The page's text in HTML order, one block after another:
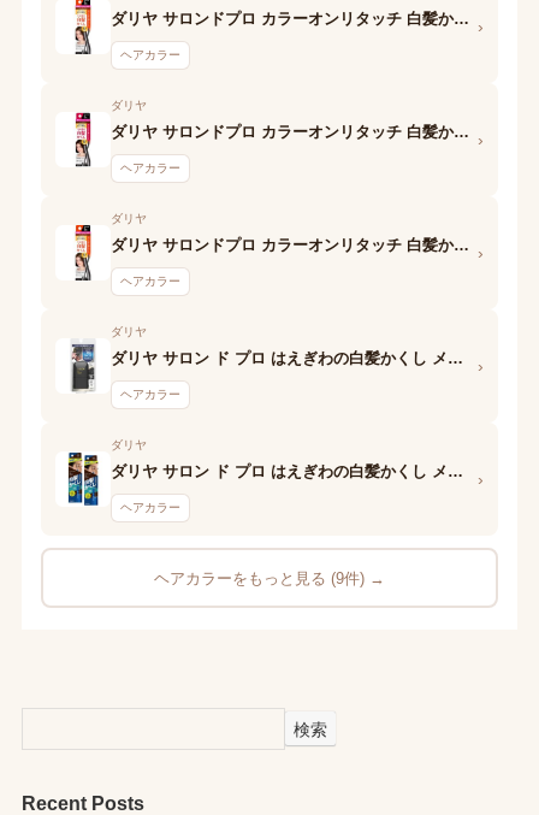
ダリヤ サロンドプロ カラーオンリタッチ 白髪かくしEX ナチュラルブラウン
ヘアカラー
›
ダリヤ
ダリヤ サロンドプロ カラーオンリタッチ 白髪かくしEX ダークブラウン
ヘアカラー
›
ダリヤ
ダリヤ サロンドプロ カラーオンリタッチ 白髪かくしEX アッシュブラウン
ヘアカラー
›
ダリヤ
ダリヤ サロン ド プロ はえぎわの白髪かくし メンズブラック
ヘアカラー
›
ダリヤ
ダリヤ サロン ド プロ はえぎわの白髪かくし メンズブラウン
ヘアカラー
›
ヘアカラーをもっと見る (9件) →
検索
Recent Posts